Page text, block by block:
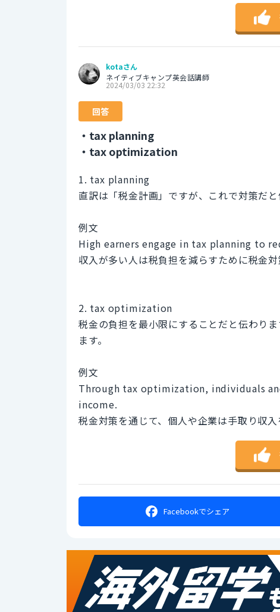
kotaさん
ネイティブキャンプ英会話講師
2024/03/03 22:32
回答
・tax planning
・tax optimization
1. tax planning
直訳は「税金計画」ですが、これで対策だと
例文
High earners engage in tax planning to
収入が多い人は税負担を減らすために税金対
2. tax optimization
税金の負担を最小限にすることだと伝わり
ます。
例文
Through tax optimization, individuals
income.
税金対策を通じて、個人や企業は手取り収入
Facebookでシェア